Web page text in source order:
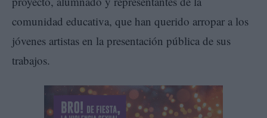
comunidad educativa, que han querido arropar a los
jóvenes artistas en la presentación pública de sus
trabajos.